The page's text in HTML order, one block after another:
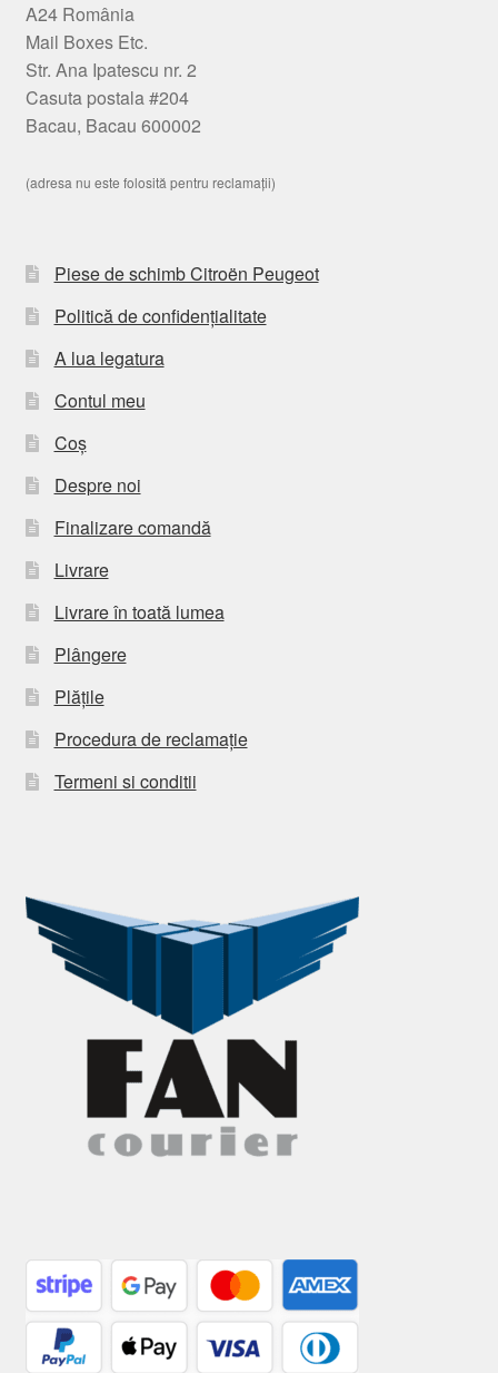
A24 România
Mail Boxes Etc.
Str. Ana Ipatescu nr. 2
Casuta postala #204
Bacau, Bacau 600002
(adresa nu este folosită pentru reclamații)
Piese de schimb Citroën Peugeot
Politică de confidențialitate
A lua legatura
Contul meu
Coș
Despre noi
Finalizare comandă
Livrare
Livrare în toată lumea
Plângere
Plățile
Procedura de reclamație
Termeni si conditii